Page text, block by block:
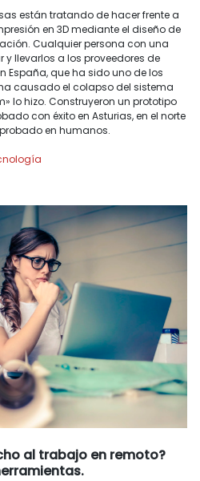
están tratando de hacer frente a
en 3D mediante el diseño de
Cualquier persona con una
llevarlos a los proveedores de
España, que ha sido uno de los
causado el colapso del sistema
lo hizo. Construyeron un prototipo
con éxito en Asturias, en el norte
en humanos.
al trabajo en remoto?